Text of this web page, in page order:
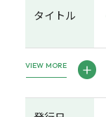
タイトル
VIEW MORE